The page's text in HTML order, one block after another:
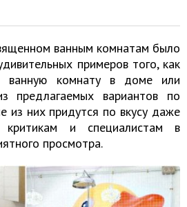
ванным комнатам было
примеров того, как
ванную комнату в доме или
предлагаемых вариантов по
из них придутся по вкусу даже
и специалистам в
просмотра.